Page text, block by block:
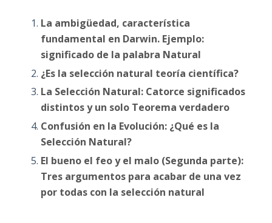
La ambigüedad, característica
fundamental en Darwin. Ejemplo:
significado de la palabra Natural
¿Es la selección natural teoría científica?
La Selección Natural: Catorce significados
distintos y un solo Teorema verdadero
Confusión en la Evolución: ¿Qué es la
Selección Natural?
El bueno el feo y el malo (Segunda parte):
Tres argumentos para acabar de una vez
por todas con la selección natural